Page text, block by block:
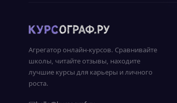
Агрегатор онлайн-курсов. Сравнивайте
школы, читайте отзывы, находите
лучшие курсы для карьеры и личного
роста.